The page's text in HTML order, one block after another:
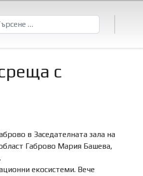
с
в Заседателната зала на
Габрово Мария Башева,
екосистеми. Вече